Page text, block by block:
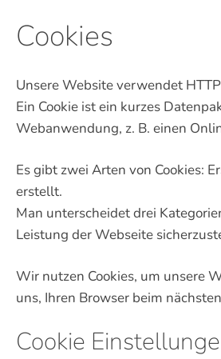
Cookies
Unsere Website verwendet
Ein Cookie ist ein kurzes
Webanwendung, z. B. einen
Es gibt zwei Arten von Cookies:
erstellt.
Man unterscheidet drei
Leistung der Webseite
Wir nutzen Cookies, um unsere
uns, Ihren Browser beim
Cookie